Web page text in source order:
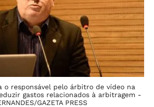
o responsável pelo árbitro de vídeo na
gastos relacionados à arbitragem -
GAZETA PRESS